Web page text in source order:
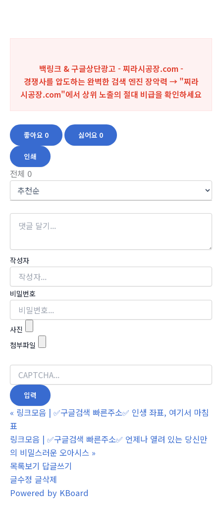
백링크 & 구글상단광고 - 찌라시공장.com -
경쟁사를 압도하는 완벽한 검색 엔진 장악력 → "찌라
시공장.com"에서 상위 노출의 절대 비급을 확인하세요
좋아요 0 싫어요 0
인쇄
전체 0
작성자
비밀번호
사진
첨부파일
« 링크모음 | ✅구글검색 빠른주소✅ 인생 좌표, 여기서 마침
표
링크모음 | ✅구글검색 빠른주소✅ 언제나 열려 있는 당신만
의 비밀스러운 오아시스 »
목록보기 답글쓰기
글수정 글삭제
Powered by KBoard